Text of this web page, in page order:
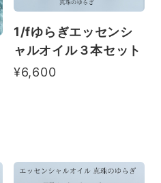
1/fゆらぎエッセンシ
ャルオイル３本セット
¥6,600